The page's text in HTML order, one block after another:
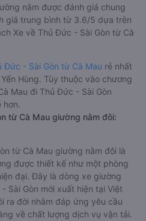
nằm được đánh giá chung
giá trung bình từ 3.6/5 dựa trên
Xe về Thủ Đức - Sài Gòn từ Cà
Đức - Sài Gòn từ Cà Mau rẻ nhất
Hùng. Tùy thuộc vào chương
Mau đi Thủ Đức - Sài Gòn
hơn.
từ Cà Mau giường nằm đôi:
từ Cà Mau giường nằm đôi là
được thiết kế như một phòng
đại. Đây là dòng xe giường
Sài Gòn mới xuất hiện tại Việt
ra đời nhằm đáp ứng yêu cầu
về chất lượng dịch vụ vận tải.